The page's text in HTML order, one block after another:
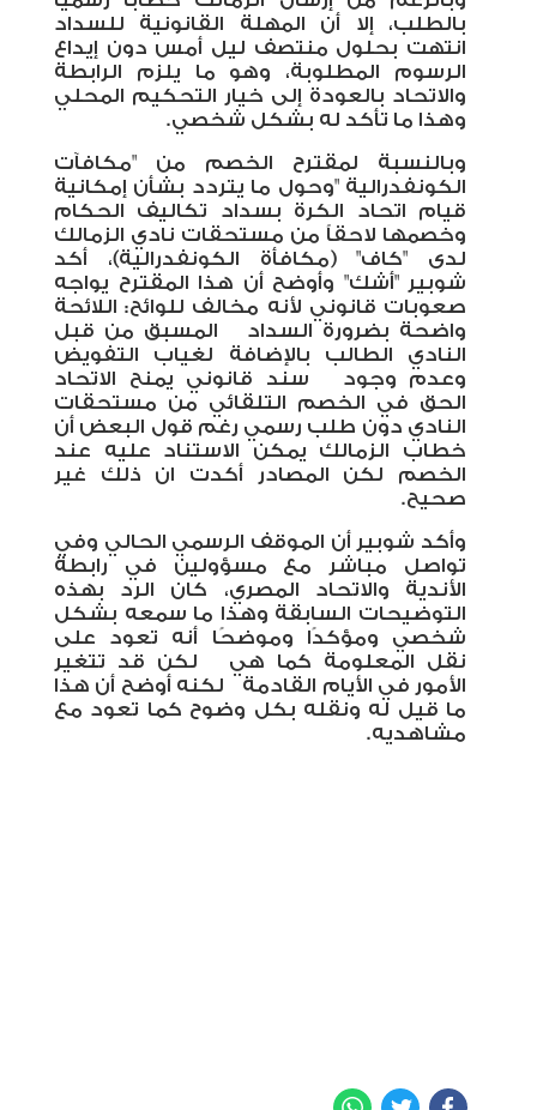
بالطلب، إلا أن المهلة القانونية للسداد
انتهت بحلول منتصف ليل أمس دون إيداع
الرسوم المطلوبة، وهو ما يلزم الرابطة
والاتحاد بالعودة إلى خيار التحكيم المحلي
وهذا ما تأكد له بشكل شخصي.
وبالنسبة لمقترح الخصم من "مكافآت
الكونفدرالية "وحول ما يتردد بشأن إمكانية
قيام اتحاد الكرة بسداد تكاليف الحكام
وخصمها لاحقاً من مستحقات نادي الزمالك
لدى "كاف" (مكافأة الكونفدرالية)، أكد
شوبير "أشك" وأوضح أن هذا المقترح يواجه
صعوبات قانوني لأنه مخالف للوائح: اللائحة
واضحة بضرورة السداد
المسبق من قبل
النادي الطالب بالإضافة
لغياب التفويض
وعدم وجود
سند قانوني يمنح الاتحاد
الحق في الخصم التلقائي من مستحقات
النادي دون طلب رسمي رغم قول البعض أن
خطاب الزمالك يمكن الاستناد عليه عند
الخصم لكن المصادر أكدت ان ذلك غير
صحيح.
وأكد شوبير أن الموقف الرسمي الحالي وفي
تواصل مباشر مع مسؤولين في رابطة
الأندية والاتحاد المصري، كان الرد بهذه
التوضيحات السابقة وهذا ما سمعه بشكل
شخصي ومؤكدًا وموضحًا أنه تعود على
نقل المعلومة كما هي
لكن قد تتغير
الأمور في الأيام القادمة
لكنه أوضح أن هذا
ما قيل له ونقله بكل وضوح كما تعود مع
مشاهديه.
Facebook
Twitter